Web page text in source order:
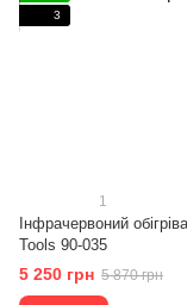
3
1
Інфрачервоний
Tools 90-035
5 250 грн 5 870 грн